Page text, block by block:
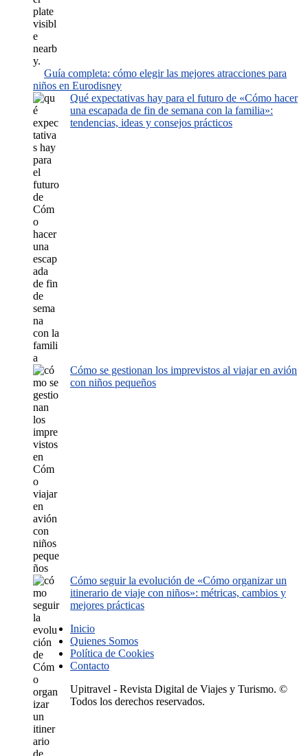
Guía completa: cómo elegir las mejores atracciones para
niños en Eurodisney
Qué expectativas hay para el futuro de «Cómo hacer
una escapada de fin de semana con la familia»:
tendencias, ideas y consejos prácticos
Cómo se gestionan los imprevistos al viajar en avión
con niños pequeños
Cómo seguir la evolución de «Cómo organizar un
itinerario de viaje con niños»: métricas, cambios y
mejores prácticas
Inicio
Quienes Somos
Política de Cookies
Contacto
Upitravel - Revista Digital de Viajes y Turismo. ©
Todos los derechos reservados.